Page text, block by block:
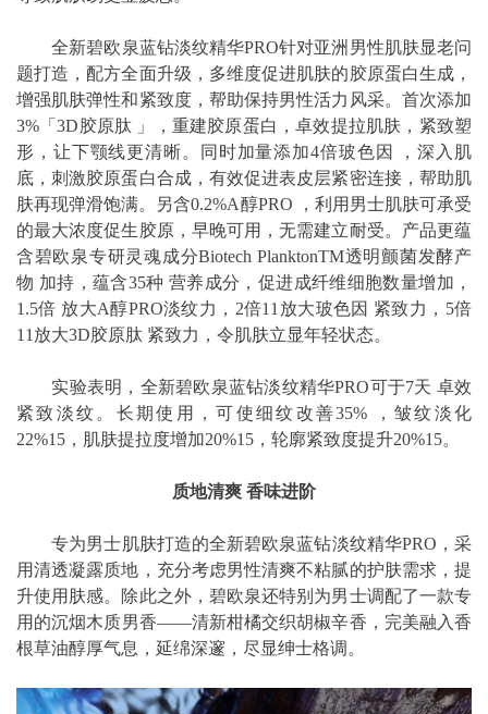
全新碧欧泉蓝钻淡纹精华PRO针对亚洲男性肌肤显老问
题打造，配方全面升级，多维度促进肌肤的胶原蛋白生成，
增强肌肤弹性和紧致度，帮助保持男性活力风采。首次添加
3%「3D胶原肽 」，重建胶原蛋白，卓效提拉肌肤，紧致塑
形，让下颚线更清晰。同时加量添加4倍玻色因 ，深入肌
底，刺激胶原蛋白合成，有效促进表皮层紧密连接，帮助肌
肤再现弹滑饱满。另含0.2%A醇PRO ，利用男士肌肤可承受
的最大浓度促生胶原，早晚可用，无需建立耐受。产品更蕴
含碧欧泉专研灵魂成分Biotech PlanktonTM透明颤菌发酵产
物 加持，蕴含35种 营养成分，促进成纤维细胞数量增加，
1.5倍 放大A醇PRO淡纹力，2倍11放大玻色因 紧致力，5倍
11放大3D胶原肽 紧致力，令肌肤立显年轻状态。
实验表明，全新碧欧泉蓝钻淡纹精华PRO可于7天 卓效
紧致淡纹。长期使用，可使细纹改善35% ，皱纹淡化
22%15，肌肤提拉度增加20%15，轮廓紧致度提升20%15。
质地清爽 香味进阶
专为男士肌肤打造的全新碧欧泉蓝钻淡纹精华PRO，采
用清透凝露质地，充分考虑男性清爽不粘腻的护肤需求，提
升使用肤感。除此之外，碧欧泉还特别为男士调配了一款专
用的沉烟木质男香——清新柑橘交织胡椒辛香，完美融入香
根草油醇厚气息，延绵深邃，尽显绅士格调。